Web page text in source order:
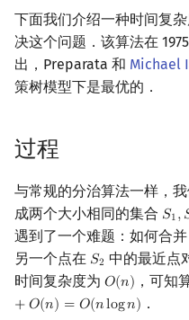
格式手册
数学符号表
致谢
学习资源
技巧
命令行编译与调试
编译器
Testlib
Polygon
OJ 工具
C++ 与其他常用语言的区别
Pascal 转 C++ 急救
Java 进阶
递归 & 分治
贪心
二分
倍增
构造
启发式搜索
A*
回溯法
Dancing Links
Alpha–Beta 剪枝
区间 DP
DAG 上的 DP
数位 DP
插头 DP
计数 DP
字符串哈希
字典树 (Trie)
Z 函数（扩展 KMP）
AC 自动机
后缀数组 (SA)
二进制集合操作
高精度计算
弧度制与坐标系
复数
数论
哈希表
并查集
单调栈
单调队列
ST 表
BFS（图论）
树上问题
最短路问题
生成树问题
斯坦纳树
非分治算法
期望线性做法
分数规划
随机化
计算理论基础
字节顺序
约瑟夫问题
下面我们介绍一种时间复
决这个问题．该算法在
出，Preparata 和 Michael
策树模型下是最优的．
过程
与常规的分治算法一样，
成两个大小相同的集合 𝑆1,
S1,S
遇到了一个难题：如何合
另一个点在 𝑆2
S2 中的最近点
时间复杂度为 𝑂(𝑛)
O(n) ，可知
+𝑂(𝑛) = 𝑂(𝑛log𝑛) ．